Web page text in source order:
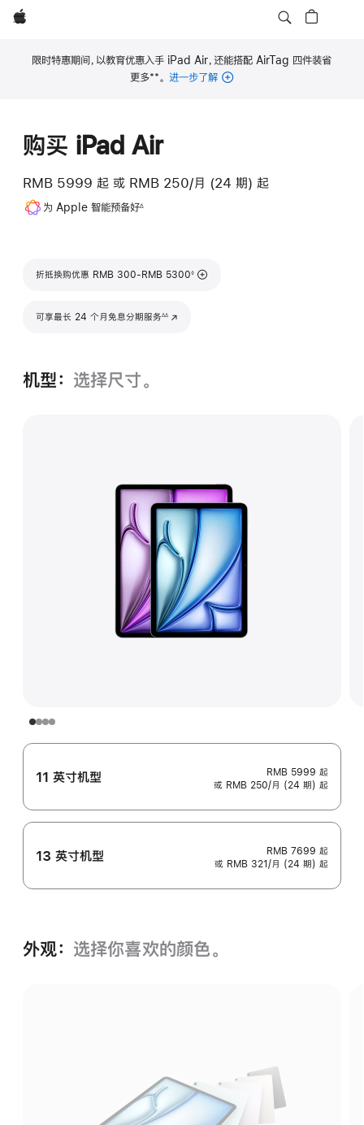
Apple
限时特惠期间，以教育优惠入手 iPad Air，还能搭配 AirTag 四件装省
更多**。进一步了解
购买 iPad Air
RMB 5999 起 或 RMB 250/月 (24 期) 起
为 Apple 智能预备好∆
折抵换购优惠 RMB 300-RMB 5300
脚注
◊
可享最长 24 个月免息分期服务∆∆
(在新窗口中打开)
机型： 选择尺寸。
11 英寸机型 RMB 5999 起
或 RMB 250/月 (24 期) 起
13 英寸机型 RMB 7699 起
或 RMB 321/月 (24 期) 起
外观： 选择你喜欢的颜色。